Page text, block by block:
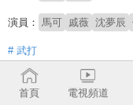
演員： 馬可 戚薇 沈夢辰
# 武打
首頁 電視頻道